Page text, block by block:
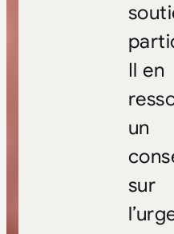
Il en
un
sur